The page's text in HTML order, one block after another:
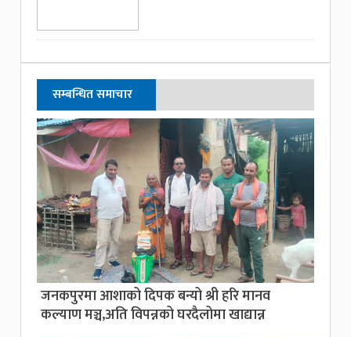
सम्बन्धित समाचार
जनकपुरमा आशाको दिपक बन्यो श्री हरि मानव
कल्याण मञ्च,अति विपन्नको घरदैलोमा खाद्यान्न